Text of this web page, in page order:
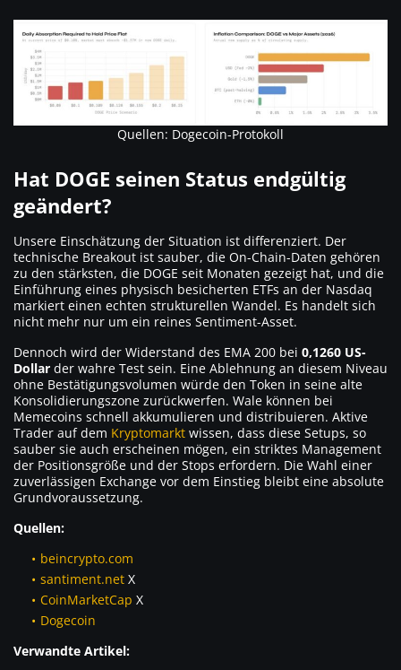
Quellen: Dogecoin-Protokoll
Hat DOGE seinen Status endgültig
geändert?
Unsere Einschätzung der Situation ist differenziert. Der
technische Breakout ist sauber, die On-Chain-Daten gehören
zu den stärksten, die DOGE seit Monaten gezeigt hat, und die
Einführung eines physisch besicherten ETFs an der Nasdaq
markiert einen echten strukturellen Wandel. Es handelt sich
nicht mehr nur um ein reines Sentiment-Asset.
Dennoch wird der Widerstand des EMA 200 bei 0,1260 US-
Dollar der wahre Test sein. Eine Ablehnung an diesem Niveau
ohne Bestätigungsvolumen würde den Token in seine alte
Konsolidierungszone zurückwerfen. Wale können bei
Memecoins schnell akkumulieren und distribuieren. Aktive
Trader auf dem Kryptomarkt wissen, dass diese Setups, so
sauber sie auch erscheinen mögen, ein striktes Management
der Positionsgröße und der Stops erfordern. Die Wahl einer
zuverlässigen Exchange vor dem Einstieg bleibt eine absolute
Grundvoraussetzung.
Quellen:
beincrypto.com
santiment.net X
CoinMarketCap X
Dogecoin
Verwandte Artikel: